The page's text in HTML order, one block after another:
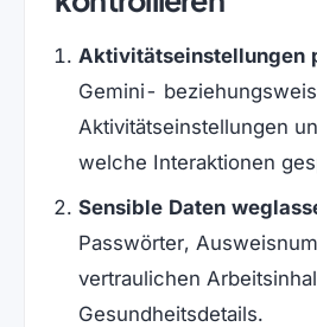
Aktivitätseinstellungen
Gemini-
Aktivitätseinstellungen
welche Interaktionen
Sensible Daten
Passwörter,
vertraulichen
Gesundheitsdetails.